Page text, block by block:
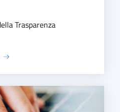
Trasparenza
SU TRASPARENZA